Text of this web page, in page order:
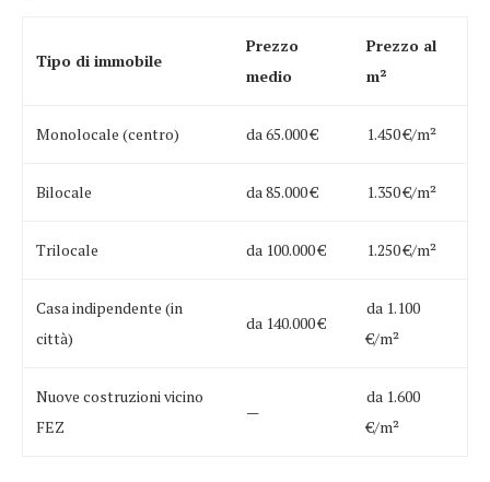
Tipo di immobile
Prezzo
medio
Prezzo al
m²
Monolocale (centro) da 65.000 € 1.450 €/m²
Bilocale da 85.000 € 1.350 €/m²
Trilocale da 100.000 € 1.250 €/m²
Casa indipendente (in
città)
da 140.000 €
da 1.100
€/m²
Nuove costruzioni vicino
FEZ
—
da 1.600
€/m²